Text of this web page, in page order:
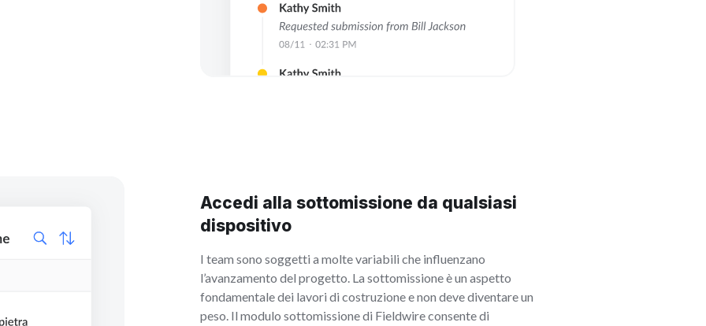
Accedi alla sottomissione da qualsiasi
dispositivo
I team sono soggetti a molte variabili che influenzano
l’avanzamento del progetto. La sottomissione è un aspetto
fondamentale dei lavori di costruzione e non deve diventare un
peso. Il modulo sottomissione di Fieldwire consente di